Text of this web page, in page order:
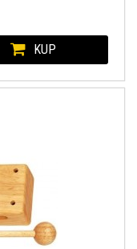
KUP